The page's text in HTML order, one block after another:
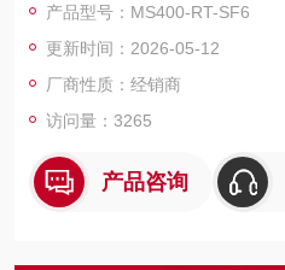
熟的内核算法处理。 MS400-RT-SF6可以检测管道中或受限空
间、大气
产品型号：MS400-RT-SF6
更新时间：2026-05-12
厂商性质：经销商
访问量：3265
产品咨询